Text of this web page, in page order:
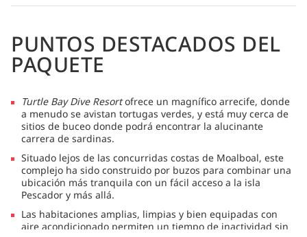
PUNTOS DESTACADOS DEL
PAQUETE
Turtle Bay Dive Resortofrece un magnífico arrecife, donde
a menudo se avistan tortugas verdes, y está muy cerca de
sitios de buceo donde podrá encontrar la alucinante
carrera de sardinas.
Situado lejos de las concurridas costas de Moalboal, este
complejo ha sido construido por buzos para combinar una
ubicación más tranquila con un fácil acceso a la isla
Pescador y más allá.
Las habitaciones amplias, limpias y bien equipadas con
aire acondicionado permiten un tiempo de inactividad sin